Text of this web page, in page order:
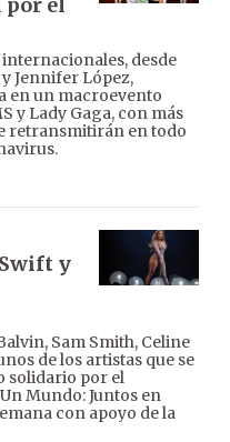
desde
Jennifer López,
en un macroevento
y Lady Gaga, con más
retransmitirán en todo
y
Sam Smith, Celine
de los artistas que se
solidario por el
Mundo: Juntos en
con apoyo de la